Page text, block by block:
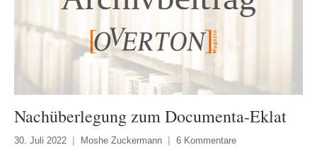
Nachüberlegung zum Documenta-Eklat
30. Juli 2022 Moshe Zuckermann 6 Kommentare